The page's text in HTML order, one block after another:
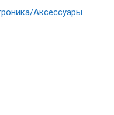
Аксессуары